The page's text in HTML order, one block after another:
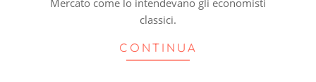
Mercato come lo intendevano gli economisti
classici.
CONTINUA